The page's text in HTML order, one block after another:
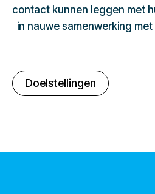
contact kunnen leggen met
in nauwe samenwerking met
Doelstellingen